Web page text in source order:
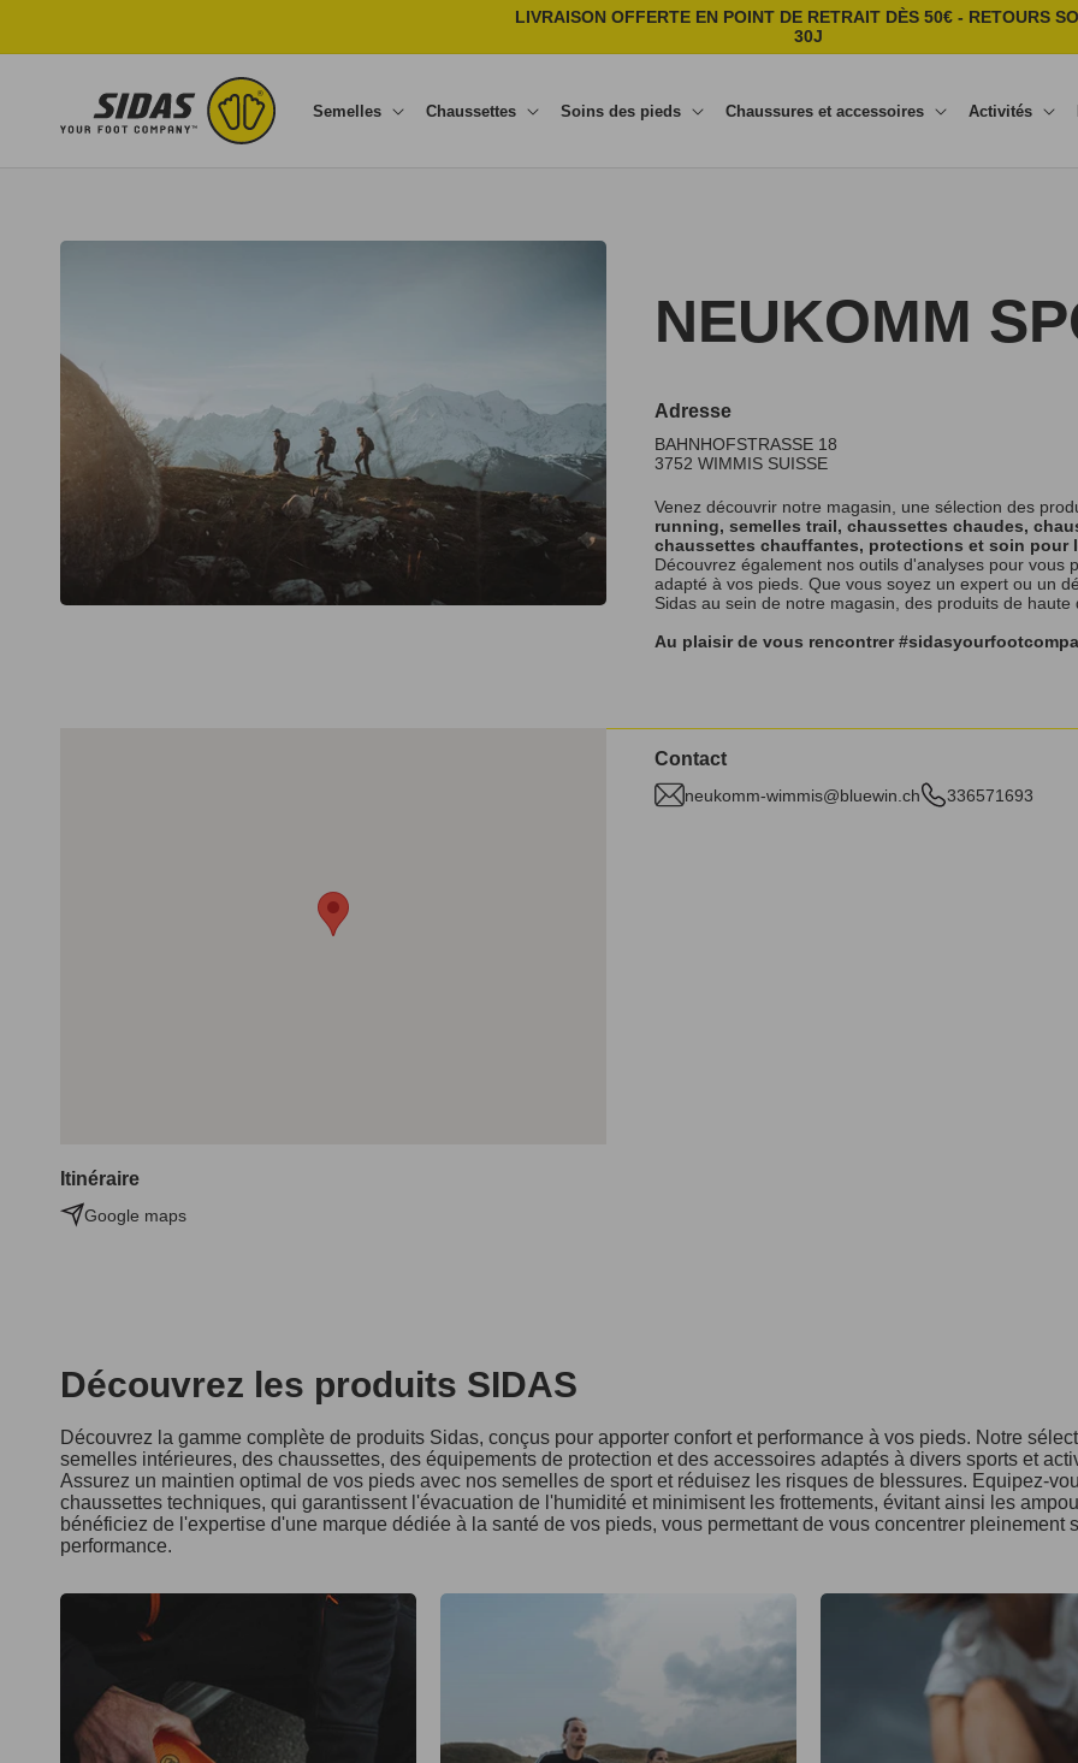
LIVRAISON OFFERTE EN POINT DE RETRAIT DÈS 50€ - RETOURS
30J
Semelles Chaussettes Soins des pieds Chaussures et accessoires Activités
NEUKOMM
Adresse
BAHNHOFSTRASSE 18
3752 WIMMIS SUISSE
Venez découvrir notre magasin, une sélection des
running, semelles trail, chaussettes chaudes,
chaussettes chauffantes, protections et soin pour
Découvrez également nos outils d'analyses pour
adapté à vos pieds. Que vous soyez un expert ou un
Sidas au sein de notre magasin, des produits de
Au plaisir de vous rencontrer
Itinéraire
Google maps
Contact
neukomm-wimmis@bluewin.ch 336571693
Découvrez les produits SIDAS
Découvrez la gamme complète de produits Sidas, conçus pour apporter confort et performance à vos pieds. Notre
semelles intérieures, des chaussettes, des équipements de protection et des accessoires adaptés à divers sports et
Assurez un maintien optimal de vos pieds avec nos semelles de sport et réduisez les risques de blessures. Equipez-
chaussettes techniques, qui garantissent l'évacuation de l'humidité et minimisent les frottements, évitant ainsi les
bénéficiez de l'expertise d'une marque dédiée à la santé de vos pieds, vous permettant de vous concentrer pleinement
performance.